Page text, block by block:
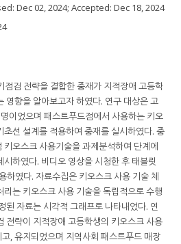
Dec 02, 2024; Accepted: Dec 18, 2024
점검 전략을 결합한 중재가 지적장애 고등학
영향을 알아보고자 하였다. 연구 대상은 고
이었으며 패스트푸드점에서 사용하는 키오
선 설계를 적용하여 중재를 실시하였다. 중
오스크 사용기술을 과제분석하여 단계에
하였다. 비디오 영상을 시청한 후 태블릿
하였다. 자료수집은 키오스크 사용 기술 체
는 키오스크 사용 기술을 독립적으로 수행
된 자료는 시각적 그래프로 나타내었다. 연
전략이 지적장애 고등학생의 키오스크 사용
, 유지되었으며 지역사회 패스트푸드 매장